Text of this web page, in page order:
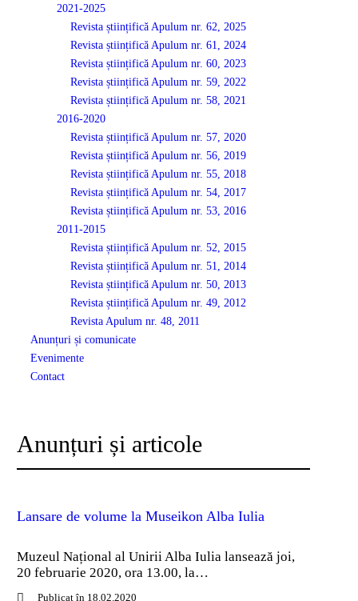
2021-2025
Revista științifică Apulum nr. 62, 2025
Revista științifică Apulum nr. 61, 2024
Revista științifică Apulum nr. 60, 2023
Revista științifică Apulum nr. 59, 2022
Revista științifică Apulum nr. 58, 2021
2016-2020
Revista științifică Apulum nr. 57, 2020
Revista științifică Apulum nr. 56, 2019
Revista științifică Apulum nr. 55, 2018
Revista științifică Apulum nr. 54, 2017
Revista științifică Apulum nr. 53, 2016
2011-2015
Revista științifică Apulum nr. 52, 2015
Revista științifică Apulum nr. 51, 2014
Revista științifică Apulum nr. 50, 2013
Revista științifică Apulum nr. 49, 2012
Revista Apulum nr. 48, 2011
Anunțuri și comunicate
Evenimente
Contact
Anunțuri și articole
Lansare de volume la Museikon Alba Iulia
Muzeul Național al Unirii Alba Iulia lansează joi,
20 februarie 2020, ora 13.00, la…
Publicat în 18.02.2020